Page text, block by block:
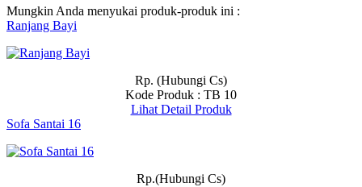
Mungkin Anda menyukai produk-produk ini :
Ranjang Bayi
Rp. (Hubungi Cs)
Kode Produk : TB 10
Lihat Detail Produk
Sofa Santai 16
Rp.(Hubungi Cs)